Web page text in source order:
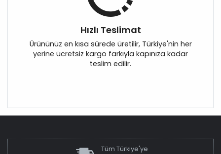
Hızlı Teslimat
Ürününüz en kısa sürede üretilir, Türkiye'nin her
yerine ücretsiz kargo farkıyla kapınıza kadar
teslim edilir.
Tüm Türkiye'ye